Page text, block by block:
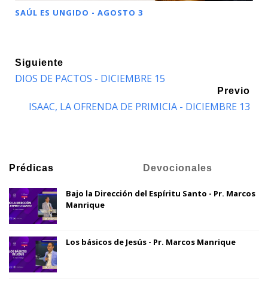
SAÚL ES UNGIDO - AGOSTO 3
Siguiente
DIOS DE PACTOS - DICIEMBRE 15
Previo
ISAAC, LA OFRENDA DE PRIMICIA - DICIEMBRE 13
Prédicas Devocionales
Bajo la Dirección del Espíritu Santo - Pr. Marcos
Manrique
Los básicos de Jesús - Pr. Marcos Manrique